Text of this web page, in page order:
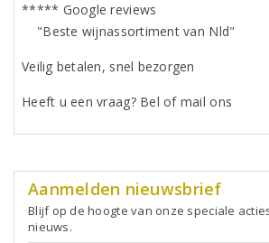
***** Google reviews
"Beste wijnassortiment van Nld"
Veilig betalen, snel bezorgen
Heeft u een vraag? Bel of mail ons
Aanmelden nieuwsbrief
Blijf op de hoogte van onze speciale
nieuws.